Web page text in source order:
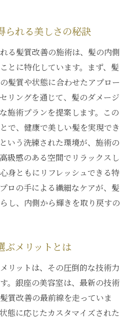
られる美しさの秘訣
る髪質改善の施術は、髪の内側
とに特化しています。まず、髪
髪質や状態に合わせたアプロー
リングを通じて、髪のダメージ
施術プランを提案します。この
で、健康で美しい髪を実現でき
いう洗練された環境が、施術の
級感のある空間でリラックスし
身ともにリフレッシュできる特
ロの手による繊細なケアが、髪
し、内側から輝きを取り戻すの
ぶメリットとは
リットは、その圧倒的な技術力
。銀座の美容室は、最新の技術
質改善の最前線を走っていま
態に応じたカスタマイズされた